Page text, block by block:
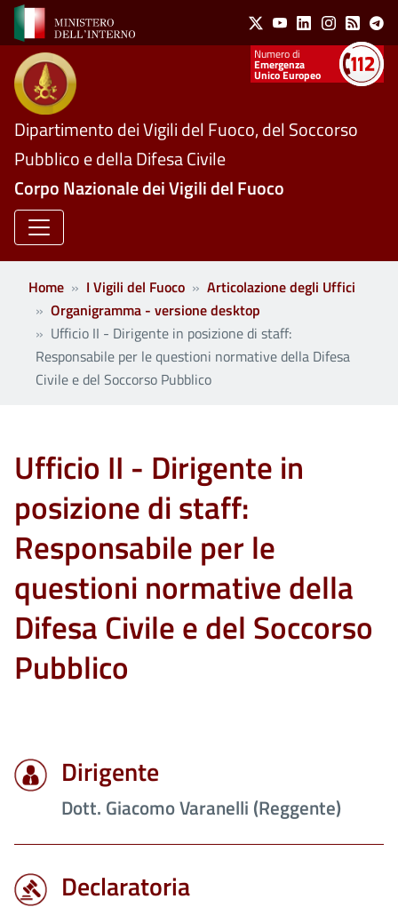
Salta al contenuto principale Social Menu
X YoutubeLinkedinInstagram
Feed
Numeri utili
Emergenza
Unico Europeo
Dipartimento dei Vigili del Fuoco, del Soccorso
Pubblico e della Difesa Civile
Corpo Nazionale dei Vigili del Fuoco
Home I Vigili del Fuoco
Articolazione degli Uffici
Organigramma - versione desktop
Ufficio II - Dirigente in posizione di staff:
Responsabile per le questioni normative della Difesa
Civile e del Soccorso Pubblico
Ufficio II - Dirigente in
posizione di staff:
Responsabile per le
questioni normative della
Difesa Civile e del Soccorso
Pubblico
Dirigente
Dott. Giacomo Varanelli (Reggente)
Declaratoria